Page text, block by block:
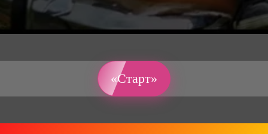
«Старт»